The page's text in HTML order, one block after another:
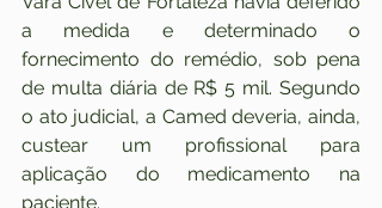
a medida e determinado o
fornecimento do remédio, sob pena
de multa diária de R$ 5 mil. Segundo
o ato judicial, a Camed deveria, ainda,
custear um profissional para
aplicação do medicamento na
paciente.